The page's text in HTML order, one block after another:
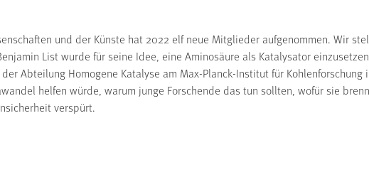
und der Künste hat 2022 elf neue Mitglieder aufgenommen. Wir
List wurde für seine Idee, eine Aminosäure als Katalysator
Abteilung Homogene Katalyse am Max-Planck-Institut für Kohlenforschung
helfen würde, warum junge Forschende das tun sollten, wofür sie
verspürt.